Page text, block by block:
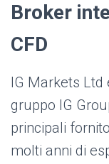
Broker
CFD
IG Markets Ltd
gruppo IG
principali
molti anni di